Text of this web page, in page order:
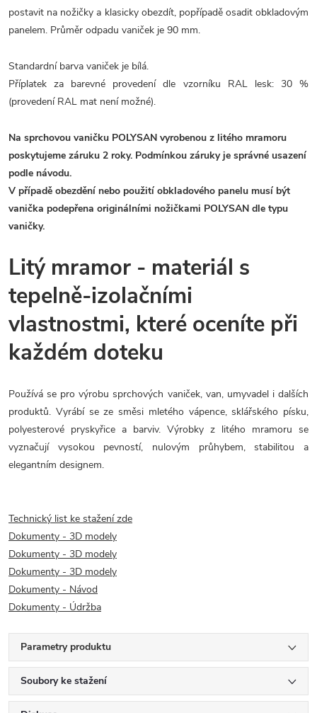
postavit na nožičky a klasicky obezdít, popřípadě osadit obkladovým
panelem. Průměr odpadu vaniček je 90 mm.
Standardní barva vaniček je bílá.
Příplatek za barevné provedení dle vzorníku RAL lesk: 30 %
(provedení RAL mat není možné).
Na sprchovou vaničku POLYSAN vyrobenou z litého mramoru
poskytujeme záruku 2 roky. Podmínkou záruky je správné usazení
podle návodu.
V případě obezdění nebo použití obkladového panelu musí být
vanička podepřena originálními nožičkami POLYSAN dle typu
vaničky.
Litý mramor - materiál s
tepelně-izolačními
vlastnostmi, které oceníte při
každém doteku
Používá se pro výrobu sprchových vaniček, van, umyvadel i dalších
produktů. Vyrábí se ze směsi mletého vápence, sklářského písku,
polyesterové pryskyřice a barviv. Výrobky z litého mramoru se
vyznačují vysokou pevností, nulovým průhybem, stabilitou a
elegantním designem.
Technický list ke stažení zde
Dokumenty - 3D modely
Dokumenty - 3D modely
Dokumenty - 3D modely
Dokumenty - Návod
Dokumenty - Údržba
Parametry produktu
Soubory ke stažení